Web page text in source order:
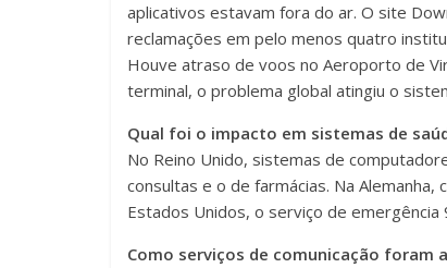
aplicativos estavam fora do ar. O site
reclamações em pelo menos quatro
Houve atraso de voos no Aeroporto de
terminal, o problema global atingiu o
Qual foi o impacto em sistemas de
No Reino Unido, sistemas de
consultas e o de farmácias. Na
Estados Unidos, o serviço de emergência
Como serviços de comunicação foram